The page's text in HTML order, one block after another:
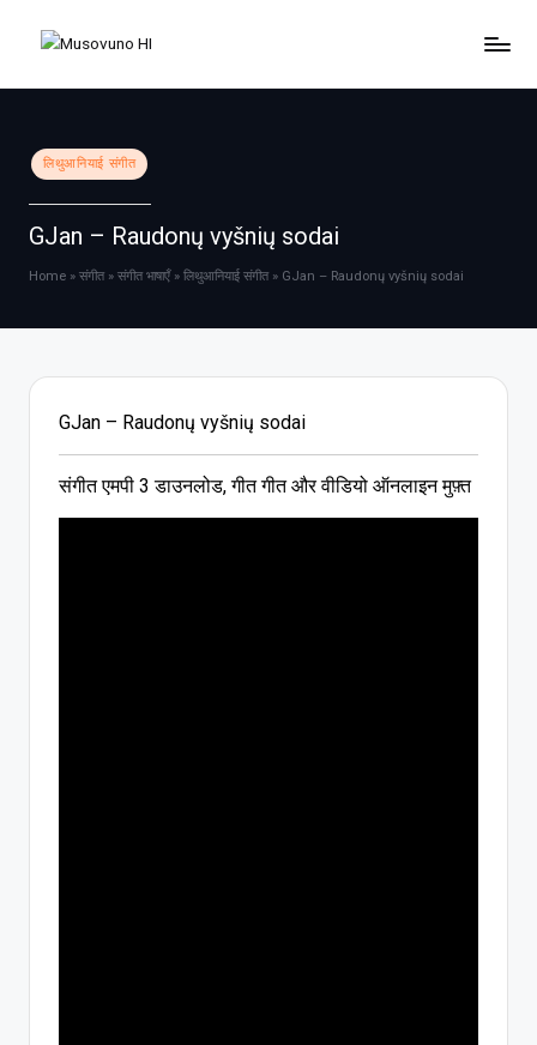
Posted
in
लिथुआनियाई संगीत
GJan – Raudonų vyšnių sodai
Home » संगीत » संगीत भाषाएँ » लिथुआनियाई संगीत » GJan – Raudonų vyšnių sodai
GJan – Raudonų vyšnių sodai
संगीत एमपी 3 डाउनलोड, गीत गीत और वीडियो ऑनलाइन मुफ़्त